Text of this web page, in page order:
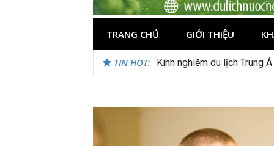
TRANG CHỦ GIỚI THIỆU
TIN HOT: Kinh nghiệm du lịch Trung